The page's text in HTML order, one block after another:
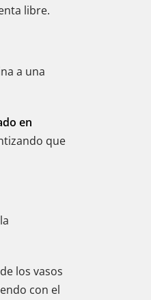
libre.
a una
en
que
los vasos
con el